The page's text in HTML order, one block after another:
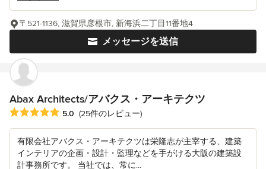
メッセージを送信
〒521-1136, 滋賀県彦根市, 新海浜二丁目11番地4
Abax Architects/アバクス・アーキテクツ
平均評価：5つ星中 星5
5.0 (25件のレビュー)
有限会社アバクス・アーキテクツは栄隆志が主宰する、建築
インテリアの企画・設計・監理などを手がける大阪の建築設
計事務所です。 当社では、常に...